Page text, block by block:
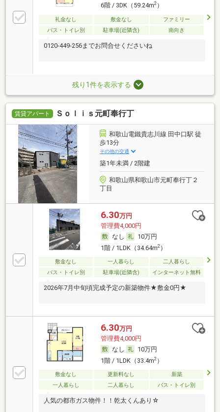
6階 / 3DK（59.24m2）
礼金なし 敷金なし
ファミリー
バス・トイレ別
駐車場(近隣含) 南向き
0120-449-256までお問合せくださいね
残り1件を表示する
賃貸アパート Ｓｏｌｉｓ元町奉行丁
和歌山電鐵貴志川線 田中口駅 徒
歩13分
その他の交通
築1年未満 / 2階建
和歌山県和歌山市元町奉行丁２
丁目
6.30万円
管理費4,000円
なし
10万円
1階 / 1LDK（34.64m2）
敷金なし 一人暮らし
二人暮らし
バス・トイレ別
駐車場(近隣含) インターネット無料
2026年7月中旬頃完成予定の新築物件★敷金0円★
6.30万円
管理費4,000円
なし
10万円
1階 / 1LDK（33.4m2）
敷金なし 更新料なし
新築
一人暮らし
二人暮らし バス・トイレ別
人気の都市ガス物件！！乾太くんあり☆